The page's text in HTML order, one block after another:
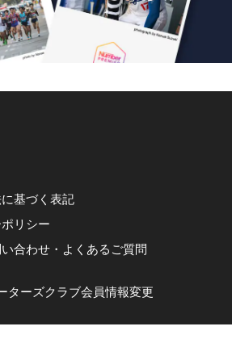
基づく表記
リシー
合わせ・よくあるご質問
ターズクラブ会員情報変更